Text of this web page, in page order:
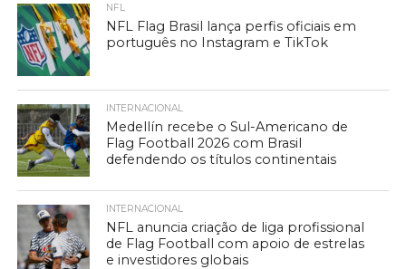
NFL
NFL Flag Brasil lança perfis oficiais em
português no Instagram e TikTok
INTERNACIONAL
Medellín recebe o Sul-Americano de
Flag Football 2026 com Brasil
defendendo os títulos continentais
INTERNACIONAL
NFL anuncia criação de liga profissional
de Flag Football com apoio de estrelas
e investidores globais